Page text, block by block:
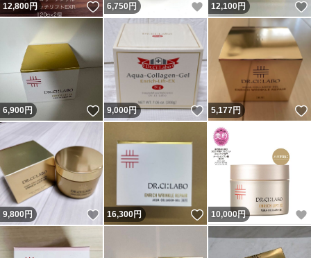
12,800円 いいね！
6,750 円 いいね！
12,100円
6,900円 いいね！
9,000円 いいね！
5,177円
9,800円 いいね！
16,300円 いいね！
10,000円